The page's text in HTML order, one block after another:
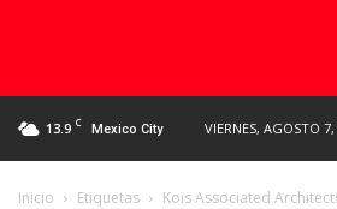
13.9 C Mexico City VIERNES, AGOSTO
Inicio Etiquetas Kois Associated